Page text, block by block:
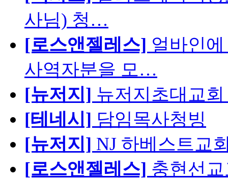
사님) 청…
[로스앤젤레스] 얼바인
사역자분을 모…
[뉴저지] 뉴저지초대교
[테네시] 담임목사청빙
[뉴저지] NJ 하베스트교
[로스앤젤레스] 충현선